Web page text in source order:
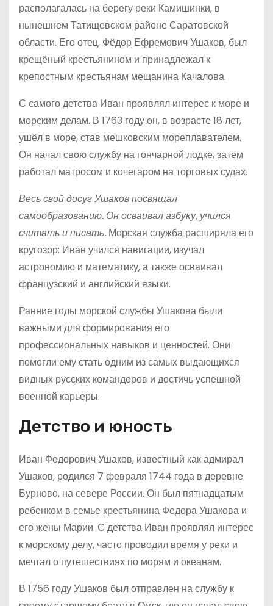
располагалась на берегу реки Камишинки, в
нынешнем Татищевском районе Саратовской
области. Его отец, Фёдор Ефремович Ушаков, был
крещёный крестьянином и принадлежал к
крепостным крестьянам мещанина Качалова.
С самого детства Иван проявлял интерес к море и
морским делам. В 1763 году он, в возрасте 18 лет,
ушёл в море, став мешковским мореплавателем.
Он начал свою службу на гончарной лодке, затем
работал матросом и кочегаром на торговых судах.
Весь свой досуг Ушаков посвящал
самообразованию. Он осваивал азбуку, учился
считать и писать. Морская служба расширяла его
кругозор: Иван учился навигации, изучал
астрономию и математику, а также осваивал
французский и английский языки.
Ранние годы морской службы Ушакова были
важными для формирования его
профессиональных навыков и ценностей. Они
помогли ему стать одним из самых выдающихся
видных русских командоров и достичь успешной
военной карьеры.
Детство и юность
Иван Федорович Ушаков, известный как адмирал
Ушаков, родился 7 февраля 1744 года в деревне
Бурново, на севере России. Он был пятнадцатым
ребенком в семье крестьянина Федора Ушакова и
его жены Марии. С детства Иван проявлял интерес
к морскому делу, часто проводил время у реки и
мечтал о путешествиях по морям и океанам.
В 1756 году Ушаков был отправлен на службу к